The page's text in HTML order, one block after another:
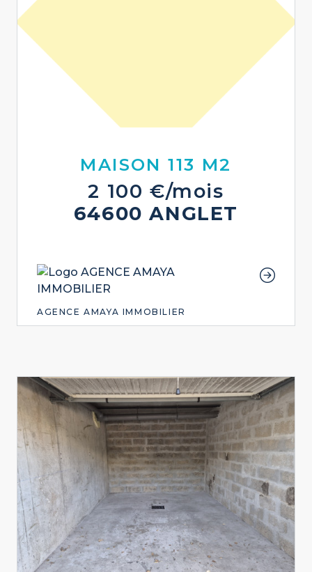
MAISON 113 M2
2 100 €/mois
64600 ANGLET
AGENCE AMAYA IMMOBILIER